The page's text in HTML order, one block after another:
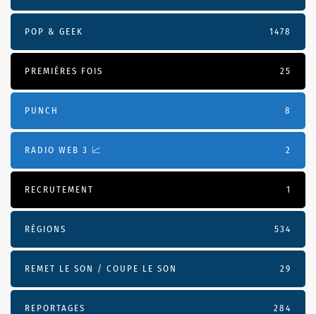
POP & GEEK 1478
PREMIÈRES FOIS 25
PUNCH 8
RADIO WEB 3 📈 2
RECRUTEMENT 1
RÉGIONS 534
REMET LE SON / COUPE LE SON 29
REPORTAGES 284